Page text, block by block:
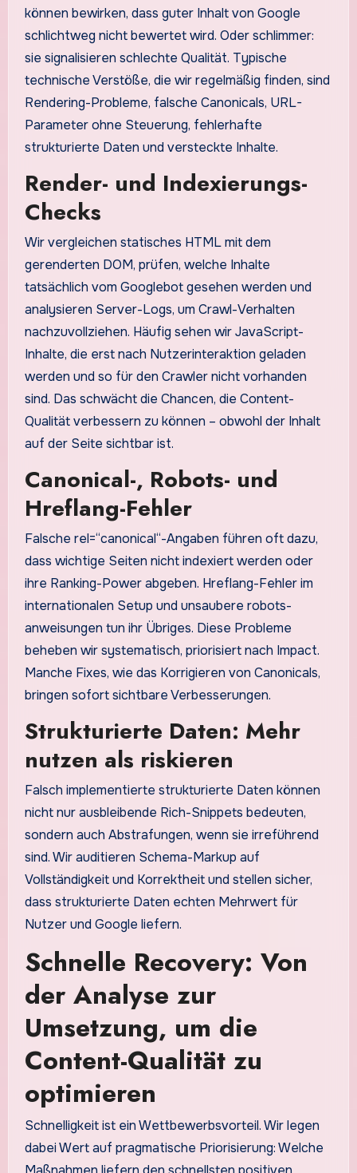
können bewirken, dass guter Inhalt von Google
schlichtweg nicht bewertet wird. Oder schlimmer:
sie signalisieren schlechte Qualität. Typische
technische Verstöße, die wir regelmäßig finden, sind
Rendering-Probleme, falsche Canonicals, URL-
Parameter ohne Steuerung, fehlerhafte
strukturierte Daten und versteckte Inhalte.
Render- und Indexierungs-
Checks
Wir vergleichen statisches HTML mit dem
gerenderten DOM, prüfen, welche Inhalte
tatsächlich vom Googlebot gesehen werden und
analysieren Server-Logs, um Crawl-Verhalten
nachzuvollziehen. Häufig sehen wir JavaScript-
Inhalte, die erst nach Nutzerinteraktion geladen
werden und so für den Crawler nicht vorhanden
sind. Das schwächt die Chancen, die Content-
Qualität verbessern zu können – obwohl der Inhalt
auf der Seite sichtbar ist.
Canonical-, Robots- und
Hreflang-Fehler
Falsche rel=“canonical“-Angaben führen oft dazu,
dass wichtige Seiten nicht indexiert werden oder
ihre Ranking-Power abgeben. Hreflang-Fehler im
internationalen Setup und unsaubere robots-
anweisungen tun ihr Übriges. Diese Probleme
beheben wir systematisch, priorisiert nach Impact.
Manche Fixes, wie das Korrigieren von Canonicals,
bringen sofort sichtbare Verbesserungen.
Strukturierte Daten: Mehr
nutzen als riskieren
Falsch implementierte strukturierte Daten können
nicht nur ausbleibende Rich-Snippets bedeuten,
sondern auch Abstrafungen, wenn sie irreführend
sind. Wir auditieren Schema-Markup auf
Vollständigkeit und Korrektheit und stellen sicher,
dass strukturierte Daten echten Mehrwert für
Nutzer und Google liefern.
Schnelle Recovery: Von
der Analyse zur
Umsetzung, um die
Content-Qualität zu
optimieren
Schnelligkeit ist ein Wettbewerbsvorteil. Wir legen
dabei Wert auf pragmatische Priorisierung: Welche